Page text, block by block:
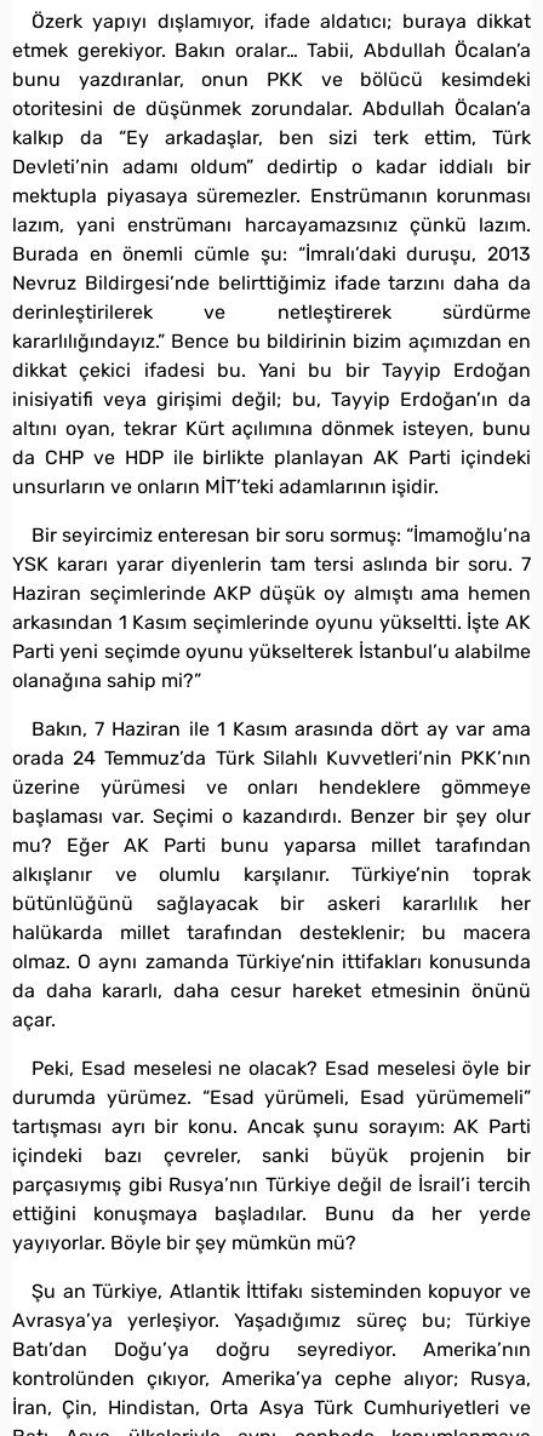
Özerk yapıyı dışlamıyor, ifade aldatıcı; buraya dikkat
etmek gerekiyor. Bakın oralar… Tabii, Abdullah Öcalan’a
bunu yazdıranlar, onun PKK ve bölücü kesimdeki
otoritesini de düşünmek zorundalar. Abdullah Öcalan’a
kalkıp da “Ey arkadaşlar, ben sizi terk ettim, Türk
Devleti’nin adamı oldum” dedirtip o kadar iddialı bir
mektupla piyasaya süremezler. Enstrümanın korunması
lazım, yani enstrümanı harcayamazsınız çünkü lazım.
Burada en önemli cümle şu: “İmralı’daki duruşu, 2013
Nevruz Bildirgesi’nde belirttiğimiz ifade tarzını daha da
derinleştirilerek ve netleştirerek sürdürme
kararlılığındayız.” Bence bu bildirinin bizim açımızdan en
dikkat çekici ifadesi bu. Yani bu bir Tayyip Erdoğan
inisiyatifi veya girişimi değil; bu, Tayyip Erdoğan’ın da
altını oyan, tekrar Kürt açılımına dönmek isteyen, bunu
da CHP ve HDP ile birlikte planlayan AK Parti içindeki
unsurların ve onların MİT’teki adamlarının işidir.
Bir seyircimiz enteresan bir soru sormuş: “İmamoğlu’na
YSK kararı yarar diyenlerin tam tersi aslında bir soru. 7
Haziran seçimlerinde AKP düşük oy almıştı ama hemen
arkasından 1 Kasım seçimlerinde oyunu yükseltti. İşte AK
Parti yeni seçimde oyunu yükselterek İstanbul’u alabilme
olanağına sahip mi?”
Bakın, 7 Haziran ile 1 Kasım arasında dört ay var ama
orada 24 Temmuz’da Türk Silahlı Kuvvetleri’nin PKK’nın
üzerine yürümesi ve onları hendeklere gömmeye
başlaması var. Seçimi o kazandırdı. Benzer bir şey olur
mu? Eğer AK Parti bunu yaparsa millet tarafından
alkışlanır ve olumlu karşılanır. Türkiye’nin toprak
bütünlüğünü sağlayacak bir askeri kararlılık her
halükarda millet tarafından desteklenir; bu macera
olmaz. O aynı zamanda Türkiye’nin ittifakları konusunda
da daha kararlı, daha cesur hareket etmesinin önünü
açar.
Peki, Esad meselesi ne olacak? Esad meselesi öyle bir
durumda yürümez. “Esad yürümeli, Esad yürümemeli”
tartışması ayrı bir konu. Ancak şunu sorayım: AK Parti
içindeki bazı çevreler, sanki büyük projenin bir
parçasıymış gibi Rusya’nın Türkiye değil de İsrail’i tercih
ettiğini konuşmaya başladılar. Bunu da her yerde
yayıyorlar. Böyle bir şey mümkün mü?
Şu an Türkiye, Atlantik İttifakı sisteminden kopuyor ve
Avrasya’ya yerleşiyor. Yaşadığımız süreç bu; Türkiye
Batı’dan Doğu’ya doğru seyrediyor. Amerika’nın
kontrolünden çıkıyor, Amerika’ya cephe alıyor; Rusya,
İran, Çin, Hindistan, Orta Asya Türk Cumhuriyetleri ve